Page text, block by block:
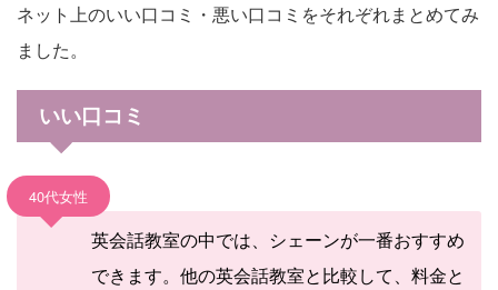
ネット上のいい口コミ・悪い口コミをそれぞれまとめてみ
ました。
いい口コミ
40代女性
英会話教室の中では、シェーンが一番おすすめ
できます。他の英会話教室と比較して、料金と